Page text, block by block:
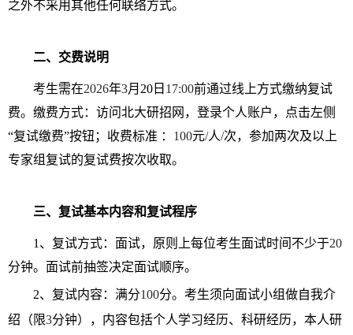
之外不采用其他任何联络方式。
二、交费说明
考生需在2026年3月 20 日 17:00前通过线上方式缴纳复试
费。缴费方式：访问北大研招网，登录个人账户，点击左侧
“复试缴费”按钮；收费标准 ： 100元/人/次，参加两次及以上
专家组复试的复试费按次收取。
三、复试基本内容和复试程序
1 、复试方式：面试，原则上每位考生面试时间不少于20
分钟。面试前抽签决定面试顺序。
2、复试内容：满分100分。考生须向面试小组做自我介
绍（限3分钟），内容包括个人学习经历、科研经历，本人研